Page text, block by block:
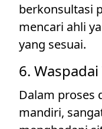
berkonsultasi
mencari ahli
yang sesuai.
6.
Dalam proses
mandiri,